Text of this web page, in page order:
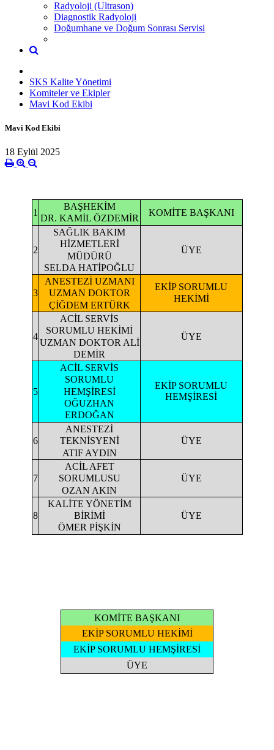
Radyoloji (Ultrason)
Diagnostik Radyoloji
Doğumhane ve Doğum Sonrası Servisi
SKS Kalite Yönetimi
Komiteler ve Ekipler
Mavi Kod Ekibi
Mavi Kod Ekibi
18 Eylül 2025
1
BAŞHEKİM
DR. KAMİL ÖZDEMİR
KOMİTE BAŞKANI
2
SAĞLIK BAKIM
HİZMETLERİ
MÜDÜRÜ
SELDA HATİPOĞLU
ÜYE
3
ANESTEZİ UZMANI
UZMAN DOKTOR
ÇİĞDEM ERTÜRK
EKİP SORUMLU
HEKİMİ
4
ACİL SERVİS
SORUMLU HEKİMİ
UZMAN DOKTOR ALİ
DEMİR
ÜYE
5
ACİL SERVİS
SORUMLU
HEMŞİRESİ
OĞUZHAN
ERDOĞAN
EKİP SORUMLU
HEMŞİRESİ
6
ANESTEZİ
TEKNİSYENİ
ATIF AYDIN
ÜYE
7
ACİL AFET
SORUMLUSU
OZAN AKIN
ÜYE
8
KALİTE YÖNETİM
BİRİMİ
ÖMER PİŞKİN
ÜYE
KOMİTE BAŞKANI
EKİP SORUMLU HEKİMİ
EKİP SORUMLU HEMŞİRESİ
ÜYE